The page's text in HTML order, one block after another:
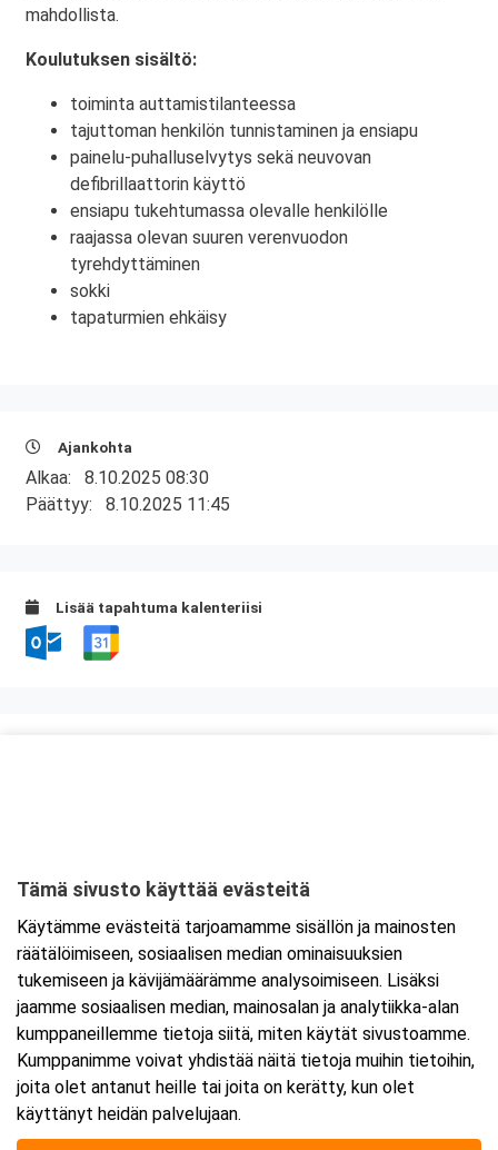
mahdollista.
Koulutuksen sisältö:
toiminta auttamistilanteessa
tajuttoman henkilön tunnistaminen ja ensiapu
painelu-puhalluselvytys sekä neuvovan
defibrillaattorin käyttö
ensiapu tukehtumassa olevalle henkilölle
raajassa olevan suuren verenvuodon
tyrehdyttäminen
sokki
tapaturmien ehkäisy
Ajankohta
Alkaa: 8.10.2025 08:30
Päättyy: 8.10.2025 11:45
Lisää tapahtuma kalenteriisi
Tarkempi kartta ja ajo-ohjeet
Tämä sivusto käyttää evästeitä
Käytämme evästeitä tarjoamamme sisällön ja mainosten
räätälöimiseen, sosiaalisen median ominaisuuksien
tukemiseen ja kävijämäärämme analysoimiseen. Lisäksi
jaamme sosiaalisen median, mainosalan ja analytiikka-alan
kumppaneillemme tietoja siitä, miten käytät sivustoamme.
Kumppanimme voivat yhdistää näitä tietoja muihin tietoihin,
joita olet antanut heille tai joita on kerätty, kun olet
käyttänyt heidän palvelujaan.